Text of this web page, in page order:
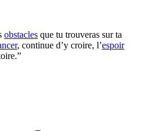
obstacles que tu trouveras sur ta
, continue d’y croire, l’espoir